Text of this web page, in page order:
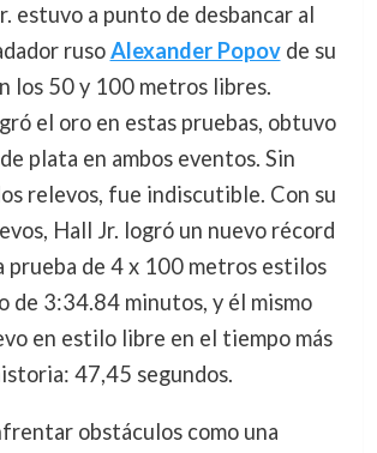
estuvo a punto de desbancar al
rusoAlexander Popovde su
los 50 y 100 metros libres.
el oro en estas pruebas, obtuvo
plata en ambos eventos. Sin
relevos, fue indiscutible. Con su
Hall Jr. logró un nuevo récord
prueba de 4 x 100 metros estilos
de 3:34.84 minutos, y él mismo
en estilo libre en el tiempo más
47,45 segundos.
obstáculos como una